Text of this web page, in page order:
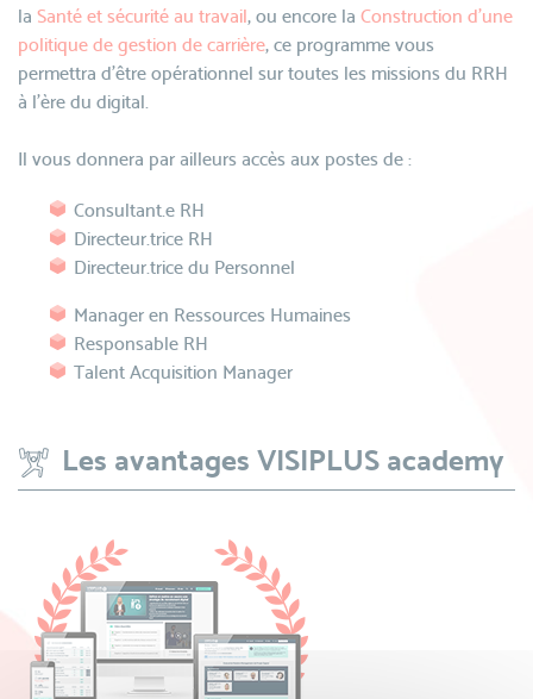
la Santé et sécurité au travail, ou encore la Construction d'une
politique de gestion de carrière, ce programme vous
permettra d’être opérationnel sur toutes les missions du RRH
à l’ère du digital.
Il vous donnera par ailleurs accès aux postes de :
Consultant.e RH
Directeur.trice RH
Directeur.trice du Personnel
Manager en Ressources Humaines
Responsable RH
Talent Acquisition Manager
Les avantages VISIPLUS academy